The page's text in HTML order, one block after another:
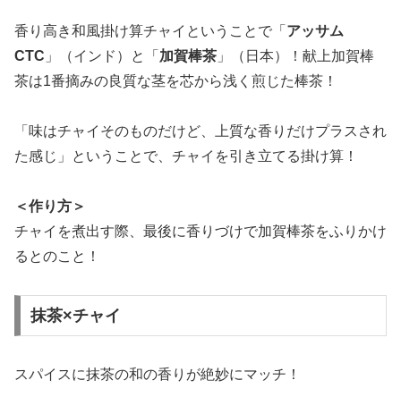
香り高き和風掛け算チャイということで「 アッサム
CTC 」（インド）と「 加賀棒茶 」（日本）！献上加賀棒
茶は1番摘みの良質な茎を芯から浅く煎じた棒茶！
「味はチャイそのものだけど、上質な香りだけプラスされ
た感じ」ということで、チャイを引き立てる掛け算！
＜作り方＞
チャイを煮出す際、最後に香りづけで加賀棒茶をふりかけ
るとのこと！
抹茶×チャイ
スパイスに抹茶の和の香りが絶妙にマッチ！